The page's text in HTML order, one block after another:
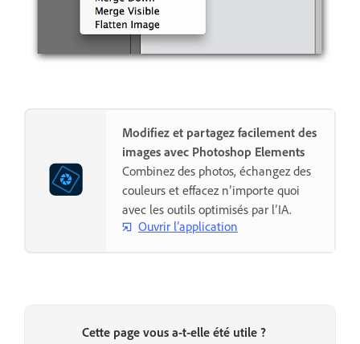
Modifiez et partagez facilement des
images avec Photoshop Elements
Combinez des photos, échangez des
couleurs et effacez n’importe quoi
avec les outils optimisés par l’IA.
Ouvrir l’application
Cette page vous a-t-elle été utile ?